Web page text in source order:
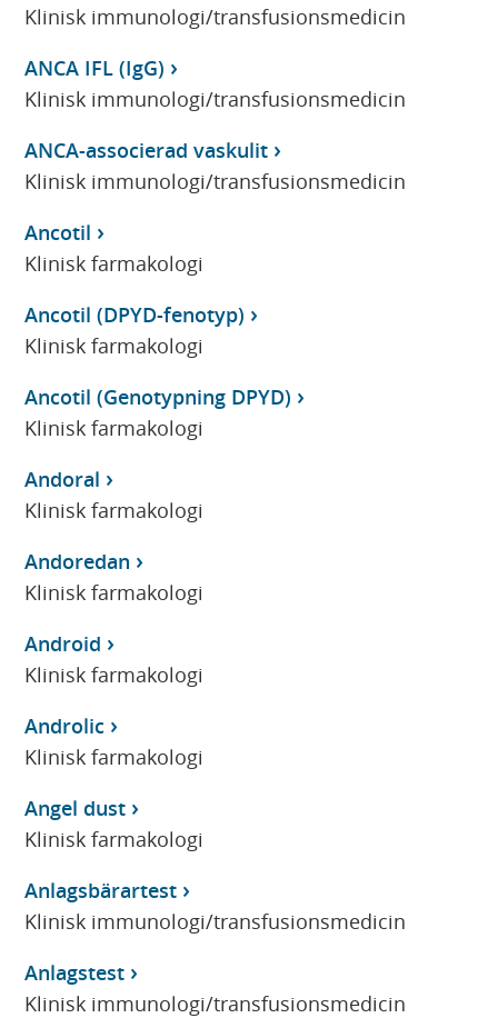
Klinisk immunologi/transfusionsmedicin
ANCA IFL (IgG)
Klinisk immunologi/transfusionsmedicin
ANCA-associerad vaskulit
Klinisk immunologi/transfusionsmedicin
Ancotil
Klinisk farmakologi
Ancotil (DPYD-fenotyp)
Klinisk farmakologi
Ancotil (Genotypning DPYD)
Klinisk farmakologi
Andoral
Klinisk farmakologi
Andoredan
Klinisk farmakologi
Android
Klinisk farmakologi
Androlic
Klinisk farmakologi
Angel dust
Klinisk farmakologi
Anlagsbärartest
Klinisk immunologi/transfusionsmedicin
Anlagstest
Klinisk immunologi/transfusionsmedicin